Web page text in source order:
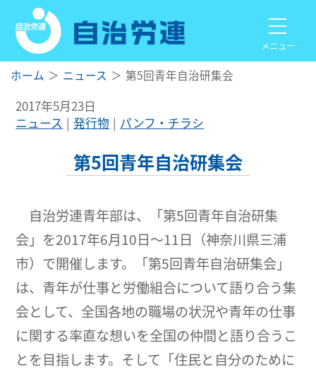
メニュー
ホーム ニュース 第5回青年自治研集会
2017年5月23日
ニュース
発行物 パンフ・チラシ
第5回青年自治研集会
自治労連青年部は、「第5回青年自治研集
会」を2017年6月10日～11日（神奈川県三浦
市）で開催します。「第5回青年自治研集会」
は、青年が仕事と労働組合について語り合う集
会として、全国各地の職場の状況や青年の仕事
に関する率直な想いを全国の仲間と語り合うこ
とを目指します。そして「住民と自分のために